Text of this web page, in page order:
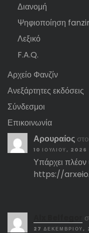
Διανομή
Ψηφιοποίηση
Λεξικό
F.A.Q.
Αρχείο Φανζίν
Ανεξάρτητες εκδόσεις
Σύνδεσμοι
Επικοινωνία
Αρουραίος στο
10 ΙΟΥΛΊΟΥ, 2026
Υπάρχει
https://
27 ΔΕΚΕΜΒΡΊΟΥ,